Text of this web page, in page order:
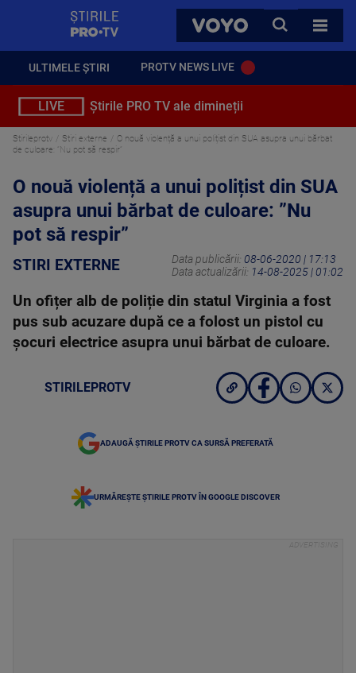
VOYO
CAUTA
TOATE
ULTIMELE ȘTIRI PROTV NEWS LIVE
LIVE Știrile PRO TV ale dimineții
Stirileprotv Stiri externe
O nouă violență a unui polițist din SUA asupra unui bărbat
de culoare: ”Nu pot să respir”
O nouă violență a unui polițist din SUA
asupra unui bărbat de culoare: ”Nu
pot să respir”
STIRI EXTERNE Data publicării: 08-06-2020 | 17:13
Data actualizării: 14-08-2025 | 01:02
Un ofițer alb de poliție din statul Virginia a fost
pus sub acuzare după ce a folost un pistol cu
șocuri electrice asupra unui bărbat de culoare.
STIRILEPROTV
ADAUGĂ ȘTIRILE PROTV CA SURSĂ PREFERATĂ
URMĂREȘTE ȘTIRILE PROTV ÎN GOOGLE DISCOVER